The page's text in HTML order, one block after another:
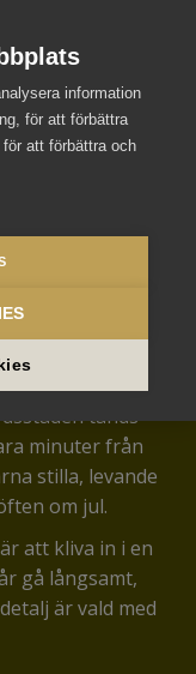
tänds
minuter från
stilla, levande
om jul.
att kliva in i en
gå långsamt,
är vald med
information
för att förbättra
att förbättra och